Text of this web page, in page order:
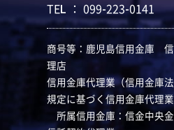
TEL ： 099-223-0141
商号等：鹿児島信用金庫
理店
信用金庫代理業（信用金庫
規定に基づく信用金庫代理
所属信用金庫：信金中央